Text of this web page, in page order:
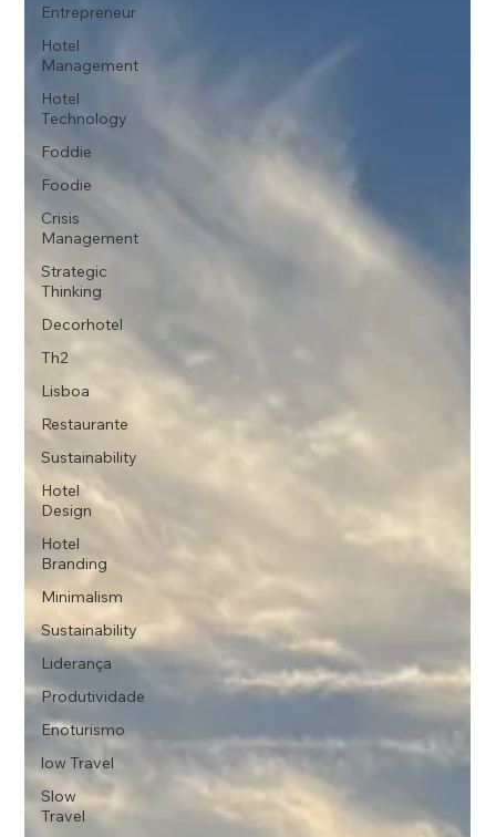
Entrepreneur
Hotel
Management
Hotel
Technology
Foddie
Foodie
Crisis
Management
Strategic
Thinking
Decorhotel
Th2
Lisboa
Restaurante
Sustainability
Hotel
Design
Hotel
Branding
Minimalism
Sustainability
Liderança
Produtividade
Enoturismo
low Travel
Slow
Travel